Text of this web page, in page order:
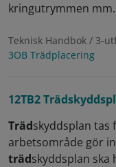
kringutrymmen mm.
Teknisk Handbok / 3-
3OB Trädplacering
12TB2
Trädskyddsplan tas
arbetsområde gör
trädskyddsplan ska